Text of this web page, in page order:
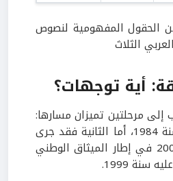
الحقول المفهومية لنصوص
الثلاث
أية توجهات؟
إلى مرحلتين تميزان مسارها:
تبدأ المرحلة الأولى من سنة 1984، أما الثانية فقد جرى
تطبيقها بداية من سنة 2000 في إطار الميثاق الوطني
سنة 1999.